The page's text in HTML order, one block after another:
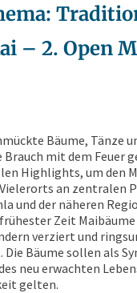
– 2. Open
Bäume, Tänze
mit dem Feuer
Highlights, um den
an zentralen
und der näheren
Zeit
verziert und
Bäume sollen als
neu erwachten
gelten.